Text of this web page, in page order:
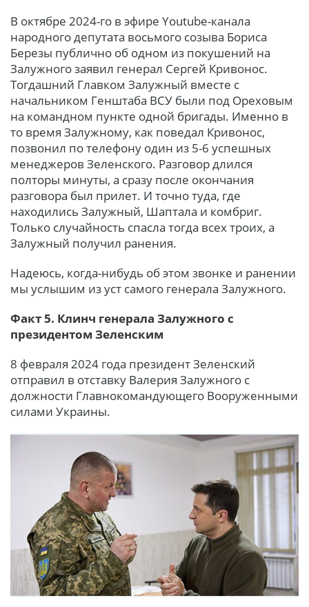
В октябре 2024-го в эфире Youtube-канала
народного депутата восьмого созыва Бориса
Березы публично об одном из покушений на
Залужного заявил генерал Сергей Кривонос.
Тогдашний Главком Залужный вместе с
начальником Генштаба ВСУ были под Ореховым
на командном пункте одной бригады. Именно в
то время Залужному, как поведал Кривонос,
позвонил по телефону один из 5-6 успешных
менеджеров Зеленского. Разговор длился
полторы минуты, а сразу после окончания
разговора был прилет. И точно туда, где
находились Залужный, Шаптала и комбриг.
Только случайность спасла тогда всех троих, а
Залужный получил ранения.
Надеюсь, когда-нибудь об этом звонке и ранении
мы услышим из уст самого генерала Залужного.
Факт 5. Клинч генерала Залужного с
президентом Зеленским
8 февраля 2024 года президент Зеленский
отправил в отставку Валерия Залужного с
должности Главнокомандующего Вооруженными
силами Украины.